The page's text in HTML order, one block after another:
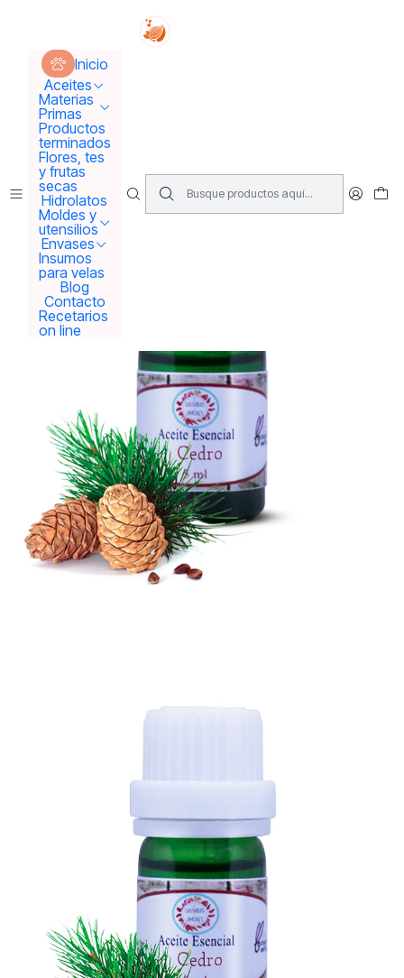
Inicio
Aceites
Materias
Primas
Productos
terminados
Flores, tes
y frutas
secas
Hidrolatos
Moldes y
utensilios
Envases
Insumos
para velas
Blog
Contacto
Recetarios
on line
Tus sueños se concretan aquí !!!
Inicio